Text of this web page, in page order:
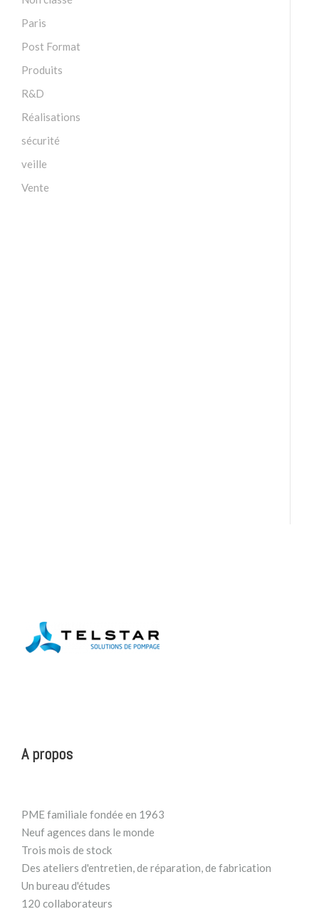
Paris
Post Format
Produits
R&D
Réalisations
sécurité
veille
Vente
A propos
PME familiale fondée en 1963
Neuf agences dans le monde
Trois mois de stock
Des ateliers d'entretien, de réparation, de fabrication
Un bureau d'études
120 collaborateurs